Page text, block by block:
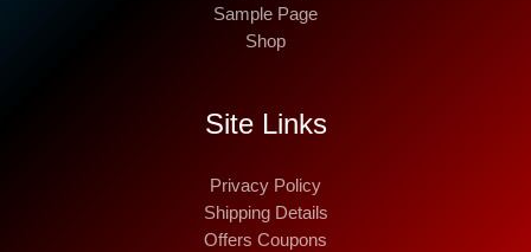
Sample Page
Shop
Site Links
Privacy Policy
Shipping Details
Offers Coupons